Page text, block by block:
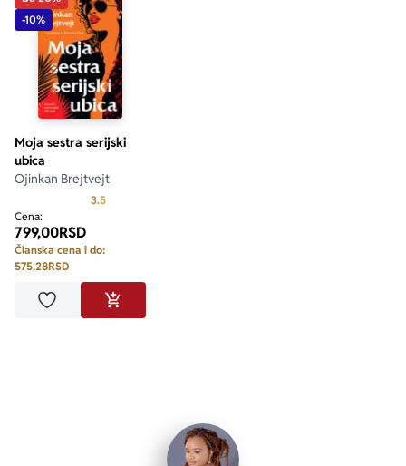
-10%
Moja sestra serijski
ubica
Ojinkan Brejtvejt
3.5Prosecna ocena je 3.5 od 5
Cena:
799,00RSD
Članska cena i do:
575,28RSD
Dodaj u omiljeneDODAJ U KORPU